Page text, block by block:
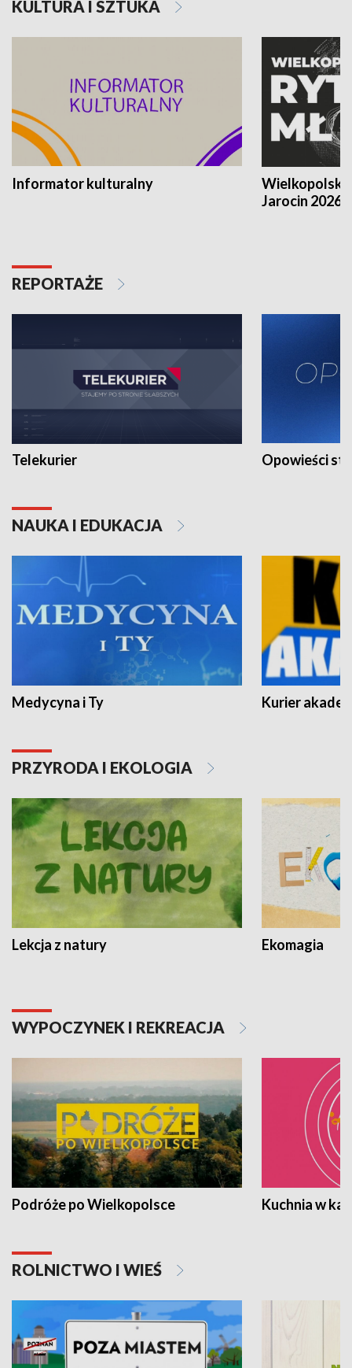
KULTURA I SZTUKA
Informator kulturalny
Jarocin 2026
REPORTAŻE
Telekurier Opowieści
NAUKA I EDUKACJA
Medycyna i Ty Kurier
PRZYRODA I EKOLOGIA
Lekcja z natury Ekomagia
WYPOCZYNEK I REKREACJA
Podróże po Wielkopolsce Kuchnia w
ROLNICTWO I WIEŚ